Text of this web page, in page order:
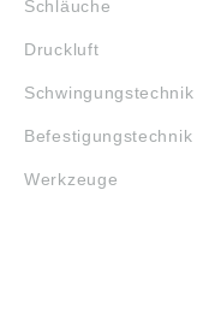
Schläuche
Druckluft
Schwingungstechnik
Befestigungstechnik
Werkzeuge